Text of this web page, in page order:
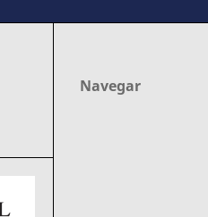
Navegar